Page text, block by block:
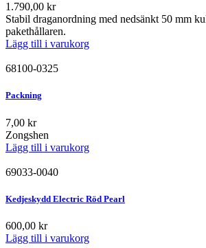
1.790,00 kr
Stabil draganordning med nedsänkt 50 mm
pakethållaren.
Lägg till i varukorg
68100-0325
Packning
7,00 kr
Zongshen
Lägg till i varukorg
69033-0040
Kedjeskydd Electric Röd Pearl
600,00 kr
Lägg till i varukorg